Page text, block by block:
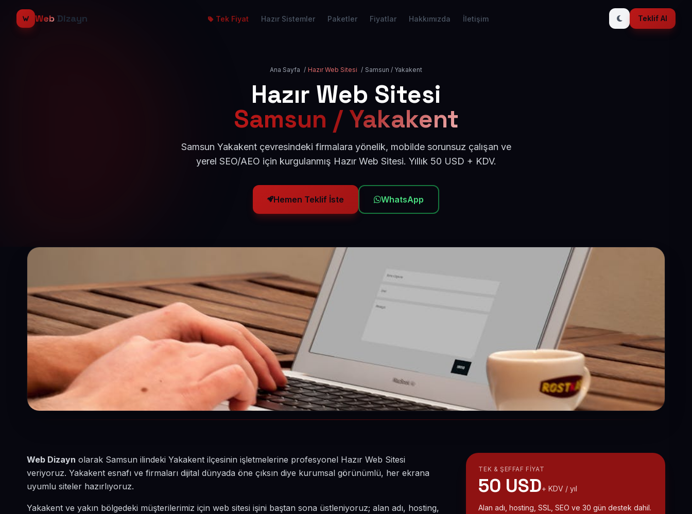
Web Dizayn Tek Fiyat Hazır Sistemler Paketler Fiyatlar Hakkımızda İletişim Teklif Al
Ana Sayfa / Hazır Web Sitesi / Samsun / Yakakent
Hazır Web Sitesi
Samsun / Yakakent
Samsun Yakakent çevresindeki firmalara yönelik, mobilde sorunsuz çalışan ve
yerel SEO/AEO için kurgulanmış Hazır Web Sitesi. Yıllık 50 USD + KDV.
Hemen Teklif İste WhatsApp
Web Dizayn olarak Samsun ilindeki Yakakent ilçesinin işletmelerine profesyonel Hazır Web Sitesi
veriyoruz. Yakakent esnafı ve firmaları dijital dünyada öne çıksın diye kurumsal görünümlü, her ekrana
uyumlu siteler hazırlıyoruz.
Yakakent ve yakın bölgedeki müşterilerimiz için web sitesi işini baştan sona üstleniyoruz; alan adı, hosting,
TEK & ŞEFFAF FIYAT
50 USD+ KDV / yıl
Alan adı, hosting, SSL, SEO ve 30 gün destek dahil.